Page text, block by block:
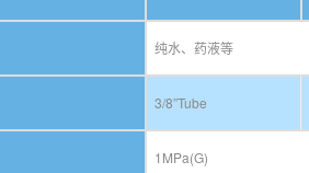
纯水、药液等
3/8”Tube
1MPa(G)